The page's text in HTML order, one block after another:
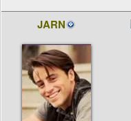
JARN